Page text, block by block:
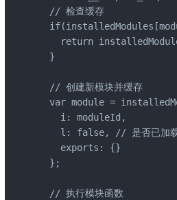
  // 检查缓存
return
  }
  // 创建新模块并缓存
var module =
    i: moduleId,
l: false, // 是否已加
    exports: {}
  };
  // 执行模块函数